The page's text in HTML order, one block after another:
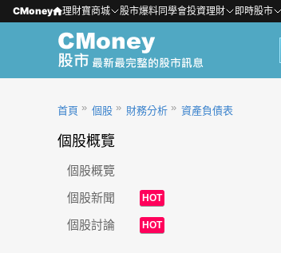
CMoney 理財寶商城 股市爆料同學會投資理財 即時股市
首頁 個股 財務分析 資產負債表
個股概覽
個股概覽
個股新聞
HOT
個股討論 HOT